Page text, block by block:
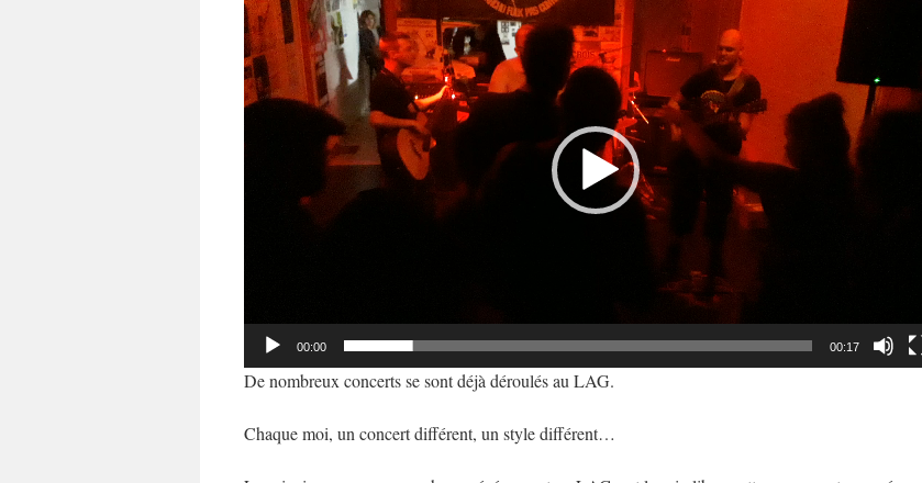
vidéo
00:00 00:17
De nombreux concerts se sont déjà déroulés au LAG.
Chaque moi, un concert différent, un style différent…